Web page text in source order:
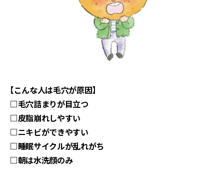
【こんな人は毛穴が原因】
□毛穴詰まりが目立つ
□皮脂崩れしやすい
□ニキビができやすい
□睡眠サイクルが乱れがち
□朝は水洗顔のみ